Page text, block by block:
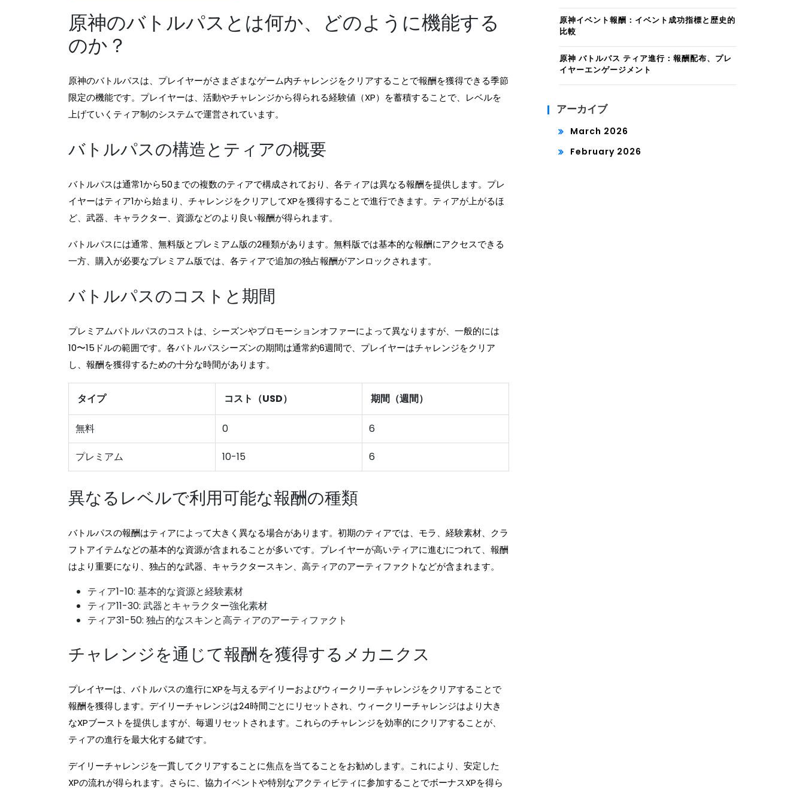
原神のバトルパスとは何か、どのように機能する
のか？
原神のバトルパスは、プレイヤーがさまざまなゲーム内チャレンジをクリアすることで報酬を獲得できる季節
限定の機能です。プレイヤーは、活動やチャレンジから得られる経験値（XP）を蓄積することで、レベルを
上げていくティア制のシステムで運営されています。
バトルパスの構造とティアの概要
バトルパスは通常1から50までの複数のティアで構成されており、各ティアは異なる報酬を提供します。プレ
イヤーはティア1から始まり、チャレンジをクリアしてXPを獲得することで進行できます。ティアが上がるほ
ど、武器、キャラクター、資源などのより良い報酬が得られます。
バトルパスには通常、無料版とプレミアム版の2種類があります。無料版では基本的な報酬にアクセスできる
一方、購入が必要なプレミアム版では、各ティアで追加の独占報酬がアンロックされます。
バトルパスのコストと期間
プレミアムバトルパスのコストは、シーズンやプロモーションオファーによって異なりますが、一般的には
10〜15ドルの範囲です。各バトルパスシーズンの期間は通常約6週間で、プレイヤーはチャレンジをクリア
し、報酬を獲得するための十分な時間があります。
タイプ コスト（USD） 期間（週間）
無料 0 6
プレミアム 10-15 6
異なるレベルで利用可能な報酬の種類
バトルパスの報酬はティアによって大きく異なる場合があります。初期のティアでは、モラ、経験素材、クラ
フトアイテムなどの基本的な資源が含まれることが多いです。プレイヤーが高いティアに進むにつれて、報酬
はより重要になり、独占的な武器、キャラクタースキン、高ティアのアーティファクトなどが含まれます。
ティア1-10: 基本的な資源と経験素材
ティア11-30: 武器とキャラクター強化素材
ティア31-50: 独占的なスキンと高ティアのアーティファクト
チャレンジを通じて報酬を獲得するメカニクス
プレイヤーは、バトルパスの進行にXPを与えるデイリーおよびウィークリーチャレンジをクリアすることで
報酬を獲得します。デイリーチャレンジは24時間ごとにリセットされ、ウィークリーチャレンジはより大き
なXPブーストを提供しますが、毎週リセットされます。これらのチャレンジを効率的にクリアすることが、
ティアの進行を最大化する鍵です。
デイリーチャレンジを一貫してクリアすることに焦点を当てることをお勧めします。これにより、安定した
XPの流れが得られます。さらに、協力イベントや特別なアクティビティに参加することでボーナスXPを得ら
原神イベント報酬：イベント成功指標と歴史的
比較
原神 バトルパス ティア進行：報酬配布、プレ
イヤーエンゲージメント
アーカイブ
March 2026
February 2026